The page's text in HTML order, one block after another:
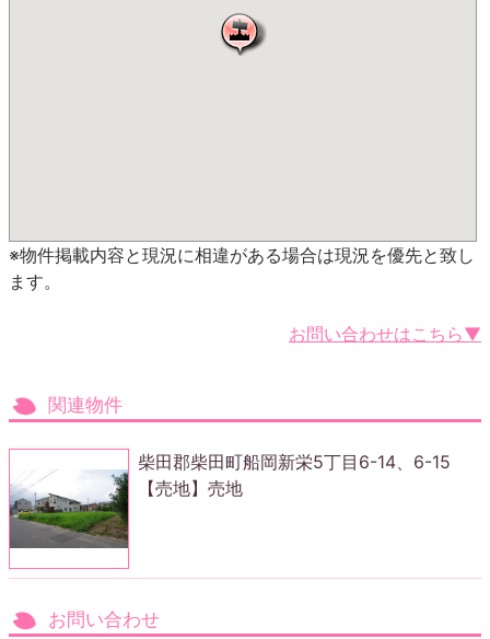
※物件掲載内容と現況に相違がある場合は現況を優先と致し
ます。
お問い合わせはこちら▼
関連物件
柴田郡柴田町船岡新栄5丁目6-14、6-15
【売地】売地
お問い合わせ